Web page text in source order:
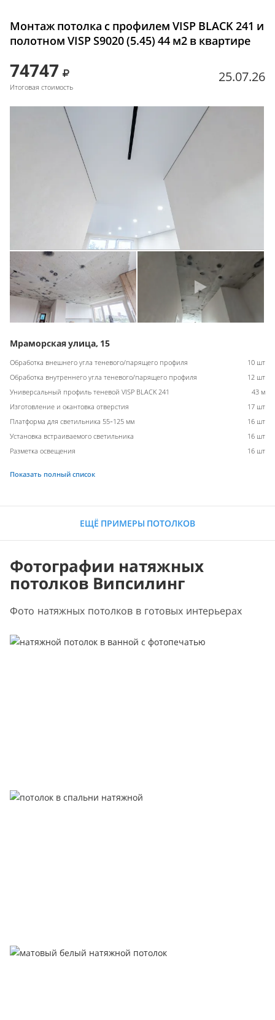
Монтаж потолка с профилем VISP BLACK 241 и
полотном VISP S9020 (5.45) 44 м2 в квартире
74747
Итоговая стоимость
25.07.26
Мраморская улица, 15
Обработка внешнего угла теневого/парящего профиля
10 шт
Обработка внутреннего угла теневого/парящего профиля
12 шт
Универсальный профиль теневой VISP BLACK 241
43 м
Изготовление и окантовка отверстия
17 шт
Платформа для светильника 55-125 мм
16 шт
Установка встраиваемого светильника
16 шт
Разметка освещения
16 шт
Показать полный список
ЕЩЁ ПРИМЕРЫ ПОТОЛКОВ
Фотографии натяжных
потолков Випсилинг
Фото натяжных потолков в готовых интерьерах